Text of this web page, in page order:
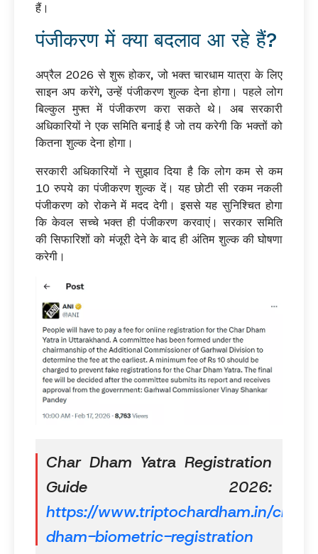
हैं।
पंजीकरण में क्या बदलाव आ रहे हैं?
अप्रैल 2026 से शुरू होकर, जो भक्त चारधाम यात्रा के लिए
साइन अप करेंगे, उन्हें पंजीकरण शुल्क देना होगा। पहले लोग
बिल्कुल मुफ्त में पंजीकरण करा सकते थे। अब सरकारी
अधिकारियों ने एक समिति बनाई है जो तय करेगी कि भक्तों को
कितना शुल्क देना होगा।
सरकारी अधिकारियों ने सुझाव दिया है कि लोग कम से कम
10 रुपये का पंजीकरण शुल्क दें। यह छोटी सी रकम नकली
पंजीकरण को रोकने में मदद देगी। इससे यह सुनिश्चित होगा
कि केवल सच्चे भक्त ही पंजीकरण करवाएं। सरकार समिति
की सिफारिशों को मंजूरी देने के बाद ही अंतिम शुल्क की घोषणा
करेगी।
Char Dham Yatra Registration
Guide 2026:
https://www.triptochardham.in/char-
dham-biometric-registration